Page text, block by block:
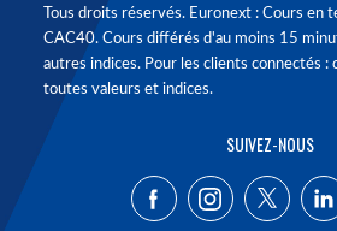
Tous droits réservés. Euronext : Cours en
CAC40. Cours différés d'au moins 15
autres indices. Pour les clients connectés :
toutes valeurs et indices.
SUIVEZ-NOUS